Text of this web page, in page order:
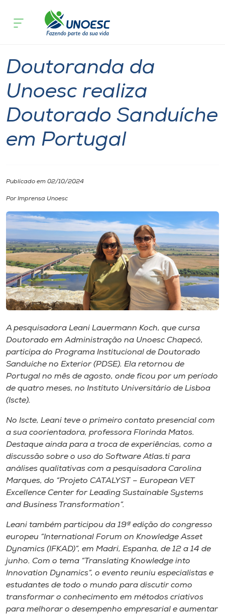
Cursos
Pesquisa
Atendimento ao Estudante
Portal de Ensino
Internacionalização
I.nova
Diplomados
Cultura
CPA
Biblioteca
Editora
Rádio
Museu
Unoesc
Store
Selecione
o idioma
A+
A-
International
Doutoranda da
Unoesc realiza
Doutorado Sanduíche
em Portugal
Publicado em 02/10/2024
Por Imprensa Unoesc
A pesquisadora Leani Lauermann Koch, que cursa
Doutorado em Administração na Unoesc Chapecó,
participa do Programa Institucional de Doutorado
Sanduíche no Exterior (PDSE). Ela retornou de
Portugal no mês de agosto, onde ficou por um período
de quatro meses, no Instituto Universitário de Lisboa
(Iscte).
No Iscte, Leani teve o primeiro contato presencial com
a sua coorientadora, professora Florinda Matos.
Destaque ainda para a troca de experiências, como a
discussão sobre o uso do Software Atlas.ti para
análises qualitativas com a pesquisadora Carolina
Marques, do “Projeto CATALYST – European VET
Excellence Center for Leading Sustainable Systems
and Business Transformation”.
Leani também participou da 19ª edição do congresso
europeu “International Forum on Knowledge Asset
Dynamics (IFKAD)”, em Madri, Espanha, de 12 a 14 de
junho. Com o tema “Translating Knowledge into
Innovation Dynamics”, o evento reuniu especialistas e
estudantes de todo o mundo para discutir como
transformar o conhecimento em métodos criativos
para melhorar o desempenho empresarial e aumentar